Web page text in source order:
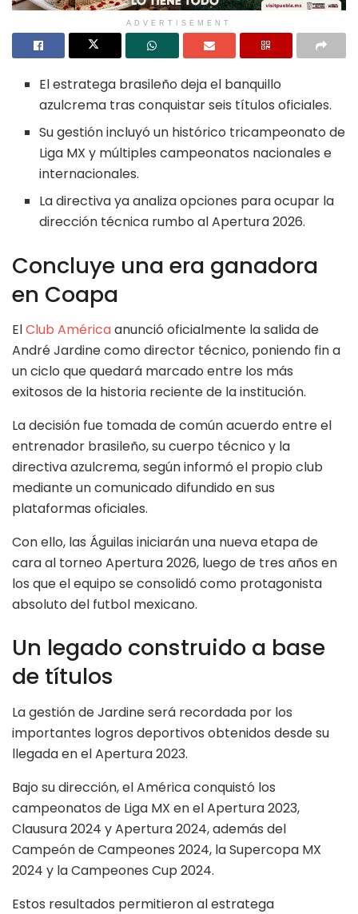
ADVERTISEMENT
El estratega brasileño deja el banquillo
azulcrema tras conquistar seis títulos oficiales.
Su gestión incluyó un histórico tricampeonato de
Liga MX y múltiples campeonatos nacionales e
internacionales.
La directiva ya analiza opciones para ocupar la
dirección técnica rumbo al Apertura 2026.
Concluye una era ganadora
en Coapa
ElClub Américaanunció oficialmente la salida de
André Jardine como director técnico, poniendo fin a
un ciclo que quedará marcado entre los más
exitosos de la historia reciente de la institución.
La decisión fue tomada de común acuerdo entre el
entrenador brasileño, su cuerpo técnico y la
directiva azulcrema, según informó el propio club
mediante un comunicado difundido en sus
plataformas oficiales.
Con ello, las Águilas iniciarán una nueva etapa de
cara al torneo Apertura 2026, luego de tres años en
los que el equipo se consolidó como protagonista
absoluto del futbol mexicano.
Un legado construido a base
de títulos
La gestión de Jardine será recordada por los
importantes logros deportivos obtenidos desde su
llegada en el Apertura 2023.
Bajo su dirección, el América conquistó los
campeonatos de Liga MX en el Apertura 2023,
Clausura 2024 y Apertura 2024, además del
Campeón de Campeones 2024, la Supercopa MX
2024 y la Campeones Cup 2024.
Estos resultados permitieron al estratega